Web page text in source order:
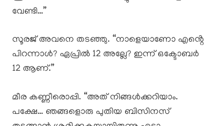
വേണ്ടി…”
സൂരജ് അവനെ തടഞ്ഞു. “നാളെയാണോ എൻ്റെ
പിറന്നാൾ? ഏപ്രിൽ 12 അല്ലേ? ഇന്ന് ഒക്ടോബർ
12 ആണ്.”
മീര കണ്ണീരൊപ്പി. “അത് നിങ്ങൾക്കറിയാം.
പക്ഷേ… ഞങ്ങളൊരു പുതിയ ബിസിനസ്